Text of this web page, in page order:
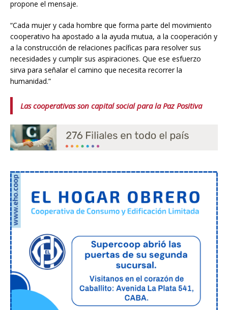
propone el mensaje.
“Cada mujer y cada hombre que forma parte del movimiento
cooperativo ha apostado a la ayuda mutua, a la cooperación y
a la construcción de relaciones pacíficas para resolver sus
necesidades y cumplir sus aspiraciones. Que ese esfuerzo
sirva para señalar el camino que necesita recorrer la
humanidad.”
Las cooperativas son capital social para la Paz Positiva